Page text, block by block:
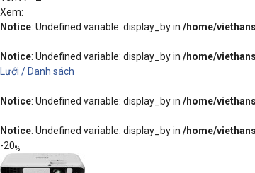
Xem:
Notice: Undefined variable: display_by in /home/
Notice: Undefined variable: display_by in /home/
Lưới / Danh sách
Notice: Undefined variable: display_by in /home/
Notice: Undefined variable: display_by in /home/
-20%